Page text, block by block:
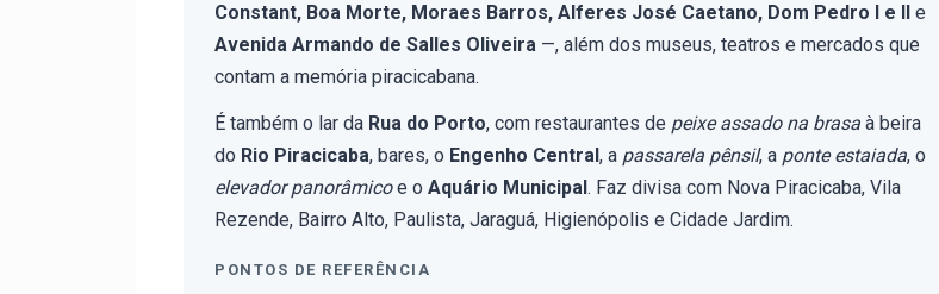
Constant, Boa Morte, Moraes Barros, Alferes José Caetano, Dom Pedro I e II e
Avenida Armando de Salles Oliveira —, além dos museus, teatros e mercados que
contam a memória piracicabana.
É também o lar da Rua do Porto, com restaurantes de peixe assado na brasa à beira
do Rio Piracicaba, bares, o Engenho Central, a passarela pênsil, a ponte estaiada, o
elevador panorâmicoe o Aquário Municipal. Faz divisa com Nova Piracicaba, Vila
Rezende, Bairro Alto, Paulista, Jaraguá, Higienópolis e Cidade Jardim.
PONTOS DE REFERÊNCIA